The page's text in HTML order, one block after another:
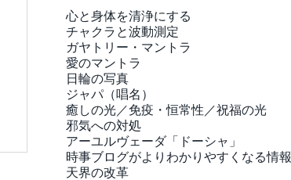
心と身体を清浄にする
チャクラと波動測定
ガヤトリー・マントラ
愛のマントラ
日輪の写真
ジャパ（唱名）
癒しの光／免疫・恒常性／祝福の光
邪気への対処
アーユルヴェーダ「ドーシャ」
時事ブログがよりわかりやすくなる情報
天界の改革